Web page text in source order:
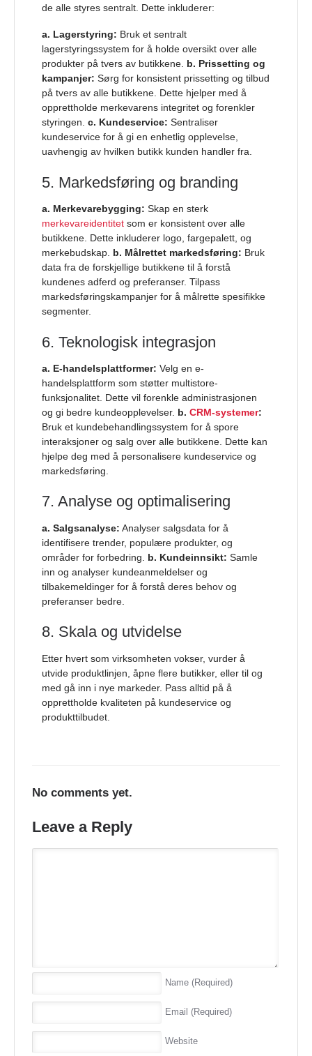
de alle styres sentralt. Dette inkluderer:
a. Lagerstyring: Bruk et sentralt
lagerstyringssystem for å holde oversikt over alle
produkter på tvers av butikkene. b. Prissetting og
kampanjer: Sørg for konsistent prissetting og tilbud
på tvers av alle butikkene. Dette hjelper med å
opprettholde merkevarens integritet og forenkler
styringen. c. Kundeservice: Sentraliser
kundeservice for å gi en enhetlig opplevelse,
uavhengig av hvilken butikk kunden handler fra.
5. Markedsføring og branding
a. Merkevarebygging: Skap en sterk
merkevareidentitet som er konsistent over alle
butikkene. Dette inkluderer logo, fargepalett, og
merkebudskap. b. Målrettet markedsføring: Bruk
data fra de forskjellige butikkene til å forstå
kundenes adferd og preferanser. Tilpass
markedsføringskampanjer for å målrette spesifikke
segmenter.
6. Teknologisk integrasjon
a. E-handelsplattformer: Velg en e-
handelsplattform som støtter multistore-
funksjonalitet. Dette vil forenkle administrasjonen
og gi bedre kundeopplevelser. b. CRM-systemer:
Bruk et kundebehandlingssystem for å spore
interaksjoner og salg over alle butikkene. Dette kan
hjelpe deg med å personalisere kundeservice og
markedsføring.
7. Analyse og optimalisering
a. Salgsanalyse: Analyser salgsdata for å
identifisere trender, populære produkter, og
områder for forbedring. b. Kundeinnsikt: Samle
inn og analyser kundeanmeldelser og
tilbakemeldinger for å forstå deres behov og
preferanser bedre.
8. Skala og utvidelse
Etter hvert som virksomheten vokser, vurder å
utvide produktlinjen, åpne flere butikker, eller til og
med gå inn i nye markeder. Pass alltid på å
opprettholde kvaliteten på kundeservice og
produkttilbudet.
No comments yet.
Leave a Reply
Name (Required)
Email (Required)
Website